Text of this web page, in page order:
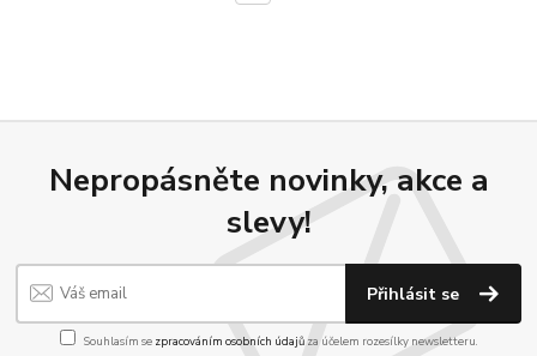
Nepropásněte novinky, akce a
slevy!
Přihlásit se
Souhlasím se zpracováním osobních údajůza účelem rozesílky newsletteru.